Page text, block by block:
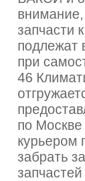
внимание,
запчасти
подлежат
при
46
по
курьером
забрать